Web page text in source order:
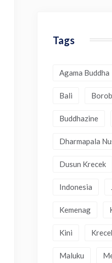
Tags
Agama Buddha
Bali
Buddhazine
Dharmapala
Dusun Krecek
Indonesia
Kemenag
Kini
Maluku